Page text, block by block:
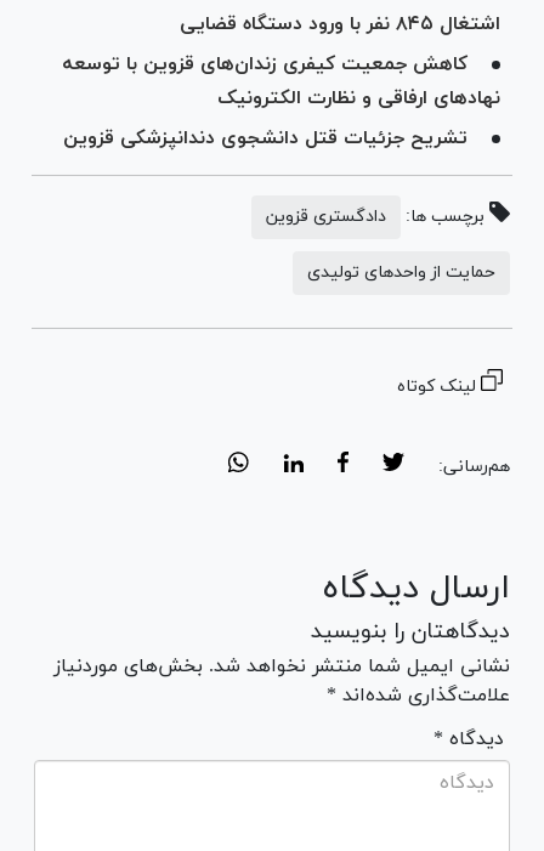
اشتغال ۸۴۵ نفر با ورود دستگاه قضایی
کاهش جمعیت کیفری زندان‌های قزوین با توسعه
نهاد‌های ارفاقی و نظارت الکترونیک
تشریح جزئیات قتل دانشجوی دندانپزشکی قزوین
برچسب ها: دادگستری قزوین
حمایت از واحدهای تولیدی
لینک کوتاه
هم‌رسانی:
ارسال دیدگاه
دیدگاهتان را بنویسید
نشانی ایمیل شما منتشر نخواهد شد. بخش‌های موردنیاز
علامت‌گذاری شده‌اند *
* دیدگاه